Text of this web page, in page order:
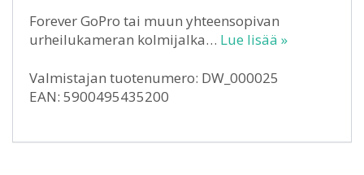
Forever GoPro tai muun yhteensopivan
urheilukameran kolmijalka… Lue lisää »
Valmistajan tuotenumero: DW_000025
EAN: 5900495435200